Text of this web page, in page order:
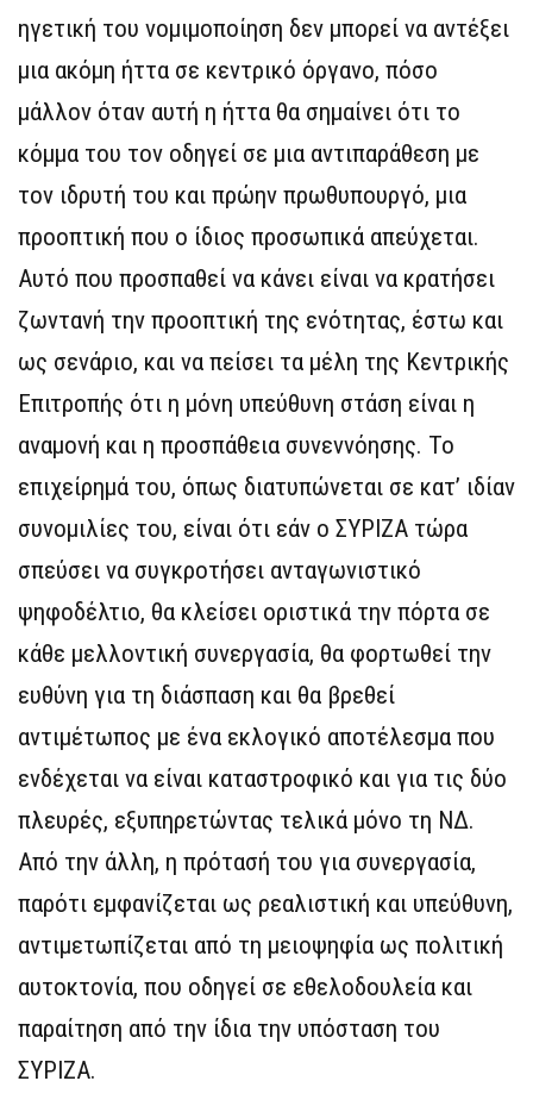
ηγετική του νομιμοποίηση δεν μπορεί να αντέξει
μια ακόμη ήττα σε κεντρικό όργανο, πόσο
μάλλον όταν αυτή η ήττα θα σημαίνει ότι το
κόμμα του τον οδηγεί σε μια αντιπαράθεση με
τον ιδρυτή του και πρώην πρωθυπουργό, μια
προοπτική που ο ίδιος προσωπικά απεύχεται.
Αυτό που προσπαθεί να κάνει είναι να κρατήσει
ζωντανή την προοπτική της ενότητας, έστω και
ως σενάριο, και να πείσει τα μέλη της Κεντρικής
Επιτροπής ότι η μόνη υπεύθυνη στάση είναι η
αναμονή και η προσπάθεια συνεννόησης. Το
επιχείρημά του, όπως διατυπώνεται σε κατ’ ιδίαν
συνομιλίες του, είναι ότι εάν ο ΣΥΡΙΖΑ τώρα
σπεύσει να συγκροτήσει ανταγωνιστικό
ψηφοδέλτιο, θα κλείσει οριστικά την πόρτα σε
κάθε μελλοντική συνεργασία, θα φορτωθεί την
ευθύνη για τη διάσπαση και θα βρεθεί
αντιμέτωπος με ένα εκλογικό αποτέλεσμα που
ενδέχεται να είναι καταστροφικό και για τις δύο
πλευρές, εξυπηρετώντας τελικά μόνο τη ΝΔ.
Από την άλλη, η πρότασή του για συνεργασία,
παρότι εμφανίζεται ως ρεαλιστική και υπεύθυνη,
αντιμετωπίζεται από τη μειοψηφία ως πολιτική
αυτοκτονία, που οδηγεί σε εθελοδουλεία και
παραίτηση από την ίδια την υπόσταση του
ΣΥΡΙΖΑ.